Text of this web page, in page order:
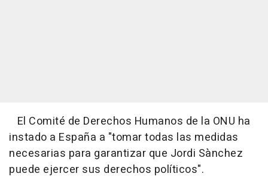
El Comité de Derechos Humanos de la ONU ha
instado a España a "tomar todas las medidas
necesarias para garantizar que Jordi Sànchez
puede ejercer sus derechos políticos".